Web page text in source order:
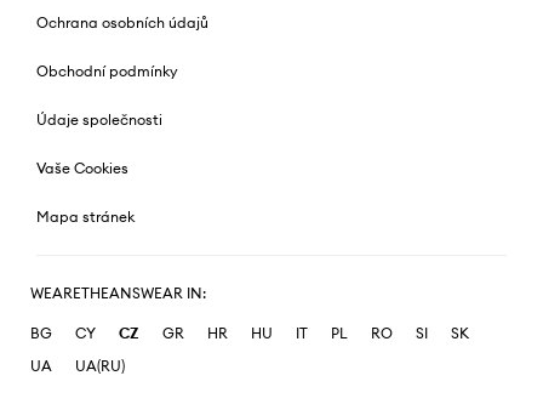
Ochrana osobních údajů
Obchodní podmínky
Údaje společnosti
Vaše Cookies
Mapa stránek
WEARETHEANSWEAR IN:
BG CY CZ GR HR HU IT PL RO SI
SK
UA
UA(RU)